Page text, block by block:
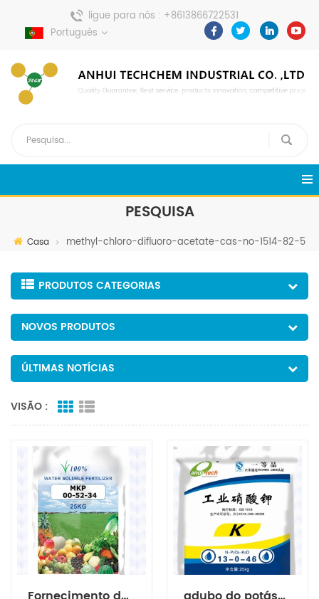
ligue para nós : +8613866722531
envie uma mensagem :
pweiping@techemi.com
Português
PESQUISA
Casa methyl-chloro-difluoro-acetate-cas-no-1514-82-5
PRODUTOS CATEGORIAS
NOVOS PRODUTOS
ÚLTIMAS NOTÍCIAS
VISÃO :